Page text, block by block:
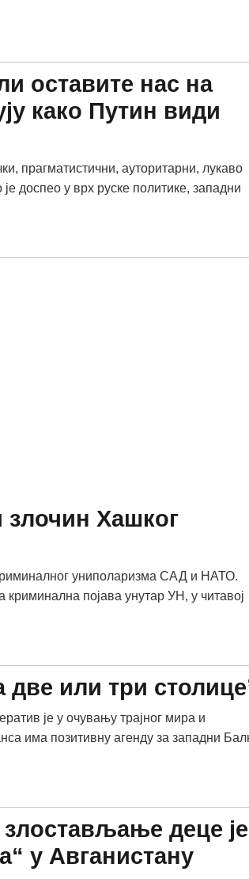
оставите нас на
како Путин види
прагматистични, ауторитарни, лукаво
доспео у врх руске политике, западни
Хашког
униполаризма САД и НАТО.
криминална појава унутар УН, у читавој
две или три
је у очувању трајног мира и
има позитивну агенду за западни
деце је
у Авганистану